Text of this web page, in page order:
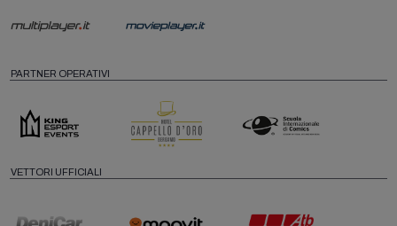
PARTNER OPERATIVI
VETTORI UFFICIALI